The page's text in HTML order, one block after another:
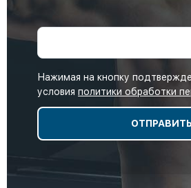
Нажимая на кнопку
условия политики обработки